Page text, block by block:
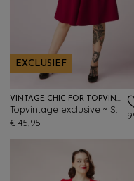
EXCLUSIEF
VINTAGE CHIC FOR TOPVINTAGE
€ 45,95